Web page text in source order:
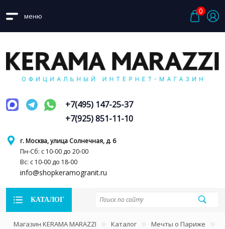
меню
0
г. Москва, улица Солнечная, д. 6
Пн-Сб: с 10-00 до 20-00
Вс: с 10-00 до 18-00
info@shopkeramogranit.ru
+7(495) 147-25-37
+7(925) 851-11-10
КАТАЛОГ
Магазин KERAMA MARAZZI Каталог Мечты о Париже